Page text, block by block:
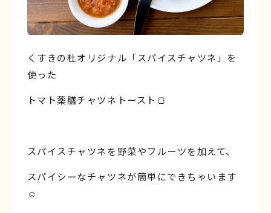
くすきの杜オリジナル「スパイスチャツネ」を
使った
トマト薬膳チャツネトースト🍞
スパイスチャツネを野菜やフルーツを加えて、
スパイシーなチャツネが簡単にできちゃいます
☺︎